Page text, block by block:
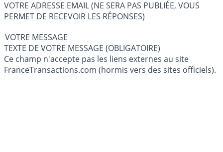
VOTRE ADRESSE EMAIL (NE SERA PAS PUBLIÉE, VOUS
PERMET DE RECEVOIR LES RÉPONSES)
VOTRE MESSAGE
TEXTE DE VOTRE MESSAGE (OBLIGATOIRE)
Ce champ n'accepte pas les liens externes au site
FranceTransactions.com (hormis vers des sites officiels).